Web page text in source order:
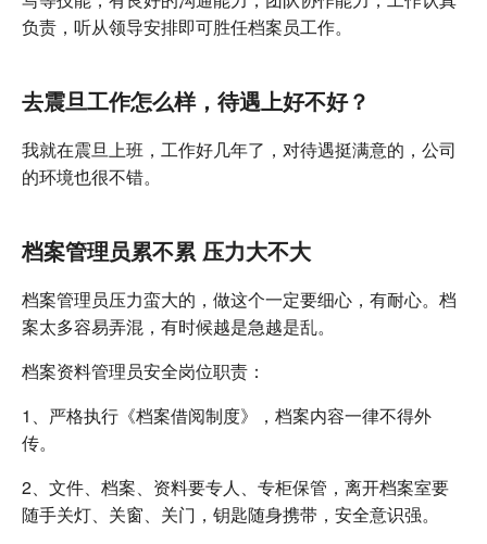
负责，听从领导安排即可胜任档案员工作。
去震旦工作怎么样，待遇上好不好？
我就在震旦上班，工作好几年了，对待遇挺满意的，公司
的环境也很不错。
档案管理员累不累 压力大不大
档案管理员压力蛮大的，做这个一定要细心，有耐心。档
案太多容易弄混，有时候越是急越是乱。
档案资料管理员安全岗位职责：
1、严格执行《档案借阅制度》，档案内容一律不得外
传。
2、文件、档案、资料要专人、专柜保管，离开档案室要
随手关灯、关窗、关门，钥匙随身携带，安全意识强。